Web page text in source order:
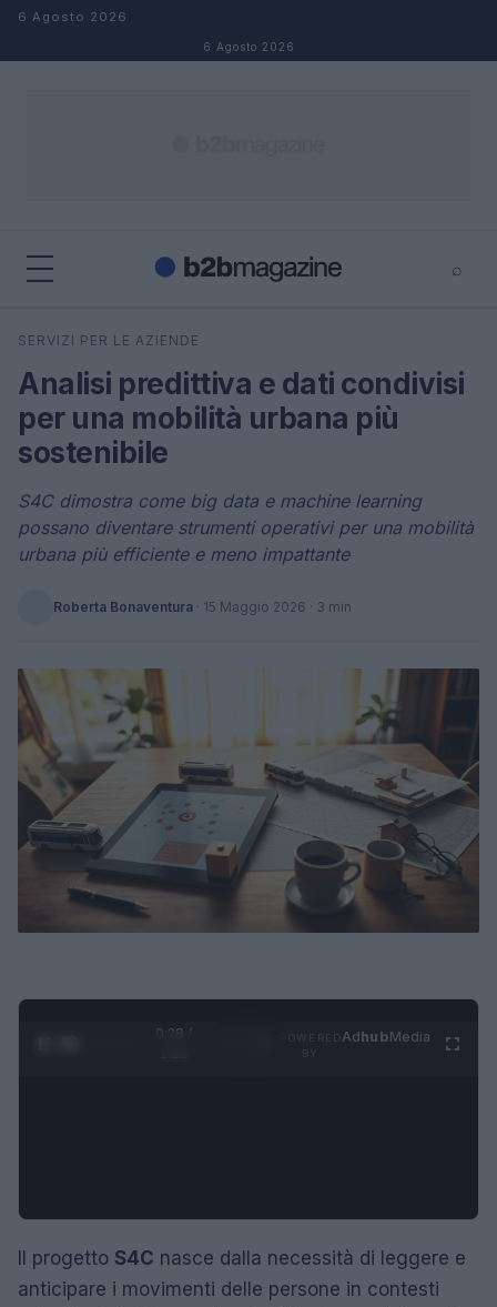
Salta al contenuto
6 Agosto 2026
6 Agosto 2026
⌕
Cerca
SERVIZI PER LE AZIENDE
Analisi predittiva e dati condivisi
per una mobilità urbana più
sostenibile
S4C dimostra come big data e machine learning
possano diventare strumenti operativi per una mobilità
urbana più efficiente e meno impattante
Roberta Bonaventura · 15 Maggio 2026 · 3 min
0:29 /
AdhubMedia
Il progetto S4C nasce dalla necessità di leggere e
anticipare i movimenti delle persone in contesti